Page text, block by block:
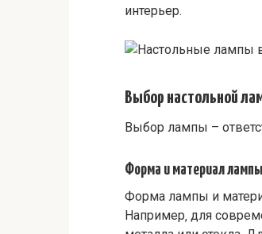
интерьер.
Выбор настольной
Выбор лампы –
Форма и материал лампы
Форма лампы и
Например‚ для